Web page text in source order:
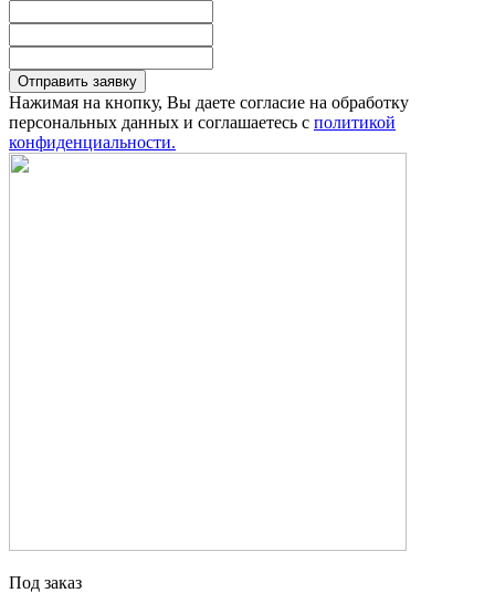
Отправить заявку
Нажимая на кнопку, Вы даете согласие на обработку
персональных данных и соглашаетесь с политикой
конфиденциальности.
Под заказ